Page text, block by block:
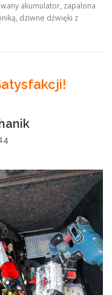
akumulator, zapalona
dziwne dźwięki z